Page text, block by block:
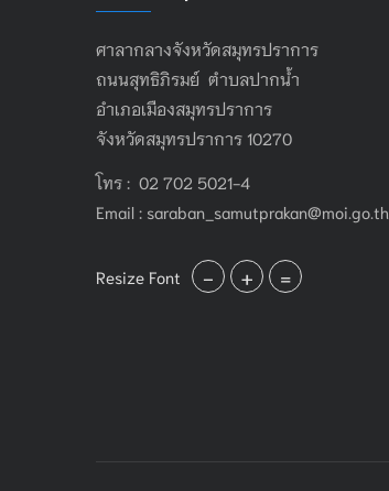
ศาลากลางจังหวัดสมุทรปราการ
ถนนสุทธิภิรมย์ ตำบลปากน้ำ
อำเภอเมืองสมุทรปราการ
จังหวัดสมุทรปราการ 10270
โทร : 02 702 5021-4
Email : saraban_samutprakan@moi.go.th
Resize Font - + =